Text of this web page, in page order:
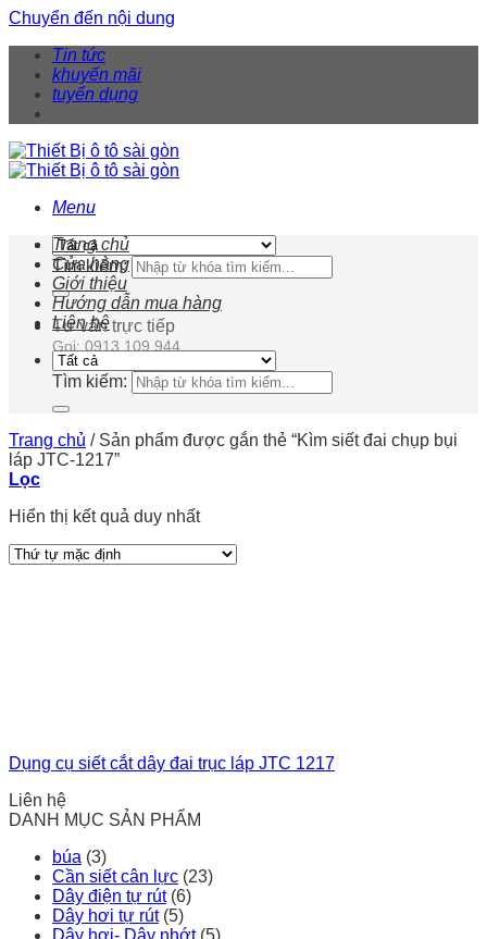
Chuyển đến nội dung
Tin tức
khuyến mãi
tuyển dụng
Menu
Tìm kiếm:
Tư vấn trực tiếp
Gọi: 0913 109 944
Trang chủ
Cửa hàng
Giới thiệu
Hướng dẫn mua hàng
Liên hệ
Tìm kiếm:
Trang chủ /Sản phẩm được gắn thẻ “Kìm siết đai chụp bụi
láp JTC-1217”
Lọc
Hiển thị kết quả duy nhất
Dụng cụ siết cắt dây đai trục láp JTC 1217
Liên hệ
DANH MỤC SẢN PHẨM
búa (3)
Cần siết cân lực (23)
Dây điện tự rút (6)
Dây hơi tự rút (5)
Dây hơi- Dây nhớt (5)